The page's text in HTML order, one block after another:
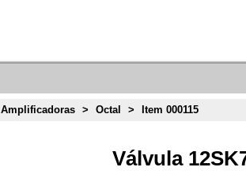
Amplificadoras > Octal > Item 000115
Válvula